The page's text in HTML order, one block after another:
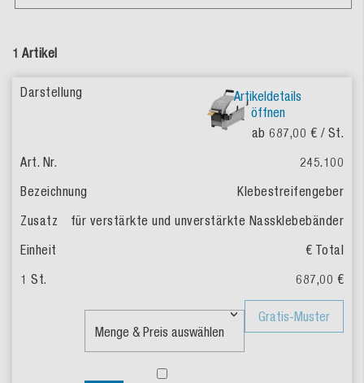
1 Artikel
Artikeldetails
öffnen
ab 687,00 € / St.
245.100
Klebestreifengeber
für verstärkte und unverstärkte Nassklebebänder
€ Total
687,00 €
Gratis-Muster